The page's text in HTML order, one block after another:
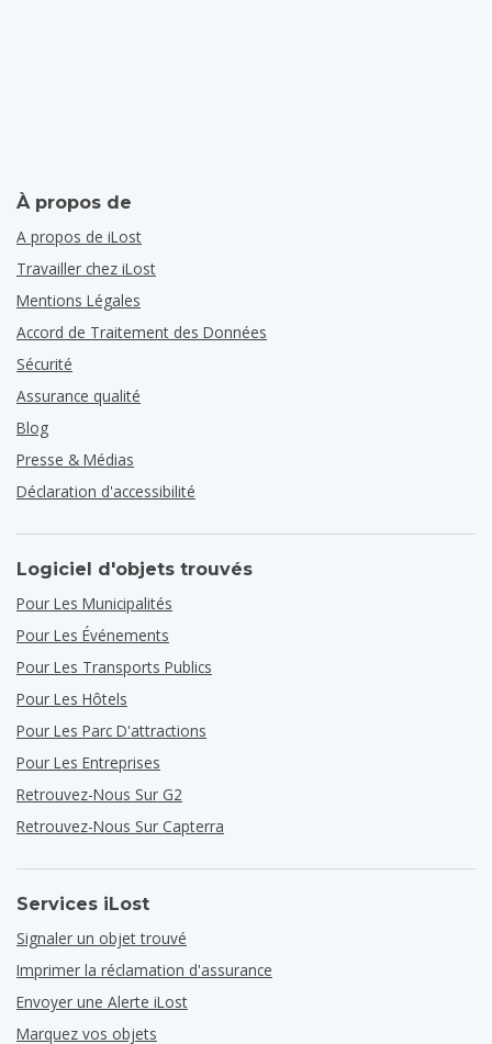
À propos de
A propos de iLost
Travailler chez iLost
Mentions Légales
Accord de Traitement des Données
Sécurité
Assurance qualité
Blog
Presse & Médias
Déclaration d'accessibilité
Logiciel d'objets trouvés
Pour Les Municipalités
Pour Les Événements
Pour Les Transports Publics
Pour Les Hôtels
Pour Les Parc D'attractions
Pour Les Entreprises
Retrouvez-Nous Sur G2
Retrouvez-Nous Sur Capterra
Services iLost
Signaler un objet trouvé
Imprimer la réclamation d'assurance
Envoyer une Alerte iLost
Marquez vos objets